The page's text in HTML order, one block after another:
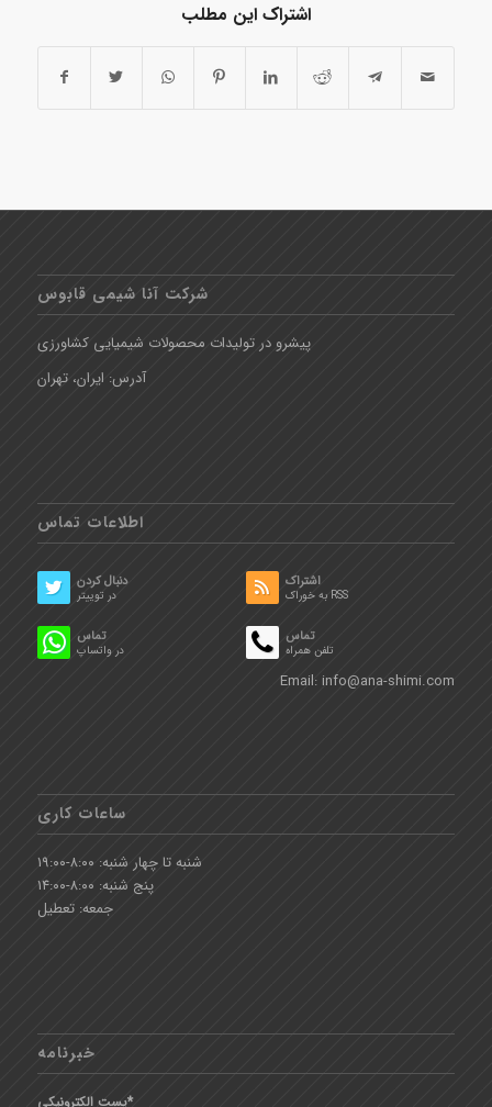
اشتراک این مطلب
شرکت آنا شیمی قابوس
پیشرو در تولیدات محصولات شیمیایی کشاورزی
آدرس: ایران، تهران
اطلاعات تماس
دنبال کردن
در توییتر
اشتراک
به خوراک RSS
تماس
در واتساپ
تماس
تلفن همراه
Email: info@ana-shimi.com
ساعات کاری
شنبه تا چهار شنبه: ۸:۰۰-۱۹:۰۰
پنج شنبه: ۸:۰۰-۱۴:۰۰
جمعه: تعطیل
خبرنامه
پست الکترونیکی*